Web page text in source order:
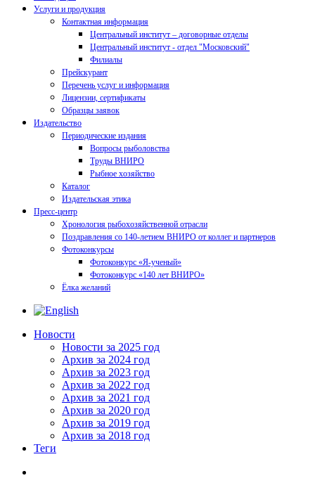
Услуги и продукция
Контактная информация
Центральный институт – договорные отделы
Центральный институт - отдел "Московский"
Филиалы
Прейскурант
Перечень услуг и информация
Лицензии, сертификаты
Образцы заявок
Издательство
Периодические издания
Вопросы рыболовства
Труды ВНИРО
Рыбное хозяйство
Каталог
Издательская этика
Пресс-центр
Хронология рыбохозяйственной отрасли
Поздравления со 140-летием ВНИРО от коллег и партнеров
Фотоконкурсы
Фотоконкурс «Я-ученый»
Фотоконкурс «140 лет ВНИРО»
Ёлка желаний
Новости
Новости за 2025 год
Архив за 2024 год
Архив за 2023 год
Архив за 2022 год
Архив за 2021 год
Архив за 2020 год
Архив за 2019 год
Архив за 2018 год
Теги